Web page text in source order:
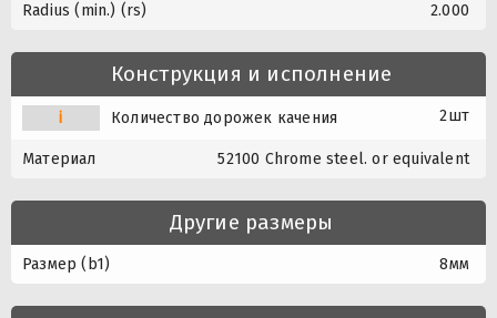
Radius (min.) (rs) 2.000
Конструкция и исполнение
i Количество дорожек качения 2шт
Материал 52100 Chrome steel. or equivalent
Другие размеры
Размер (b1) 8мм